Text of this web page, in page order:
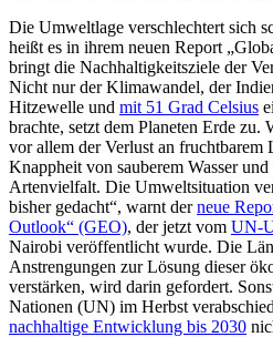
Die Umweltlage verschlechtert sich
heißt es in ihrem neuen Report
bringt die Nachhaltigkeitsziele der
Nicht nur der Klimawandel, der
Hitzewelle und mit 51 Grad Celsius
brachte, setzt dem Planeten Erde zu.
vor allem der Verlust an fruchtbarem
Knappheit von sauberem Wasser
Artenvielfalt. Die Umweltsituation
bisher gedacht“, warnt derneue
Outlook“ (GEO), der jetzt vom UN-
Nairobi veröffentlicht wurde. Die
Anstrengungen zur Lösung dieser
verstärken, wird darin gefordert.
Nationen (UN) im Herbst
nachhaltige Entwicklung bis 2030